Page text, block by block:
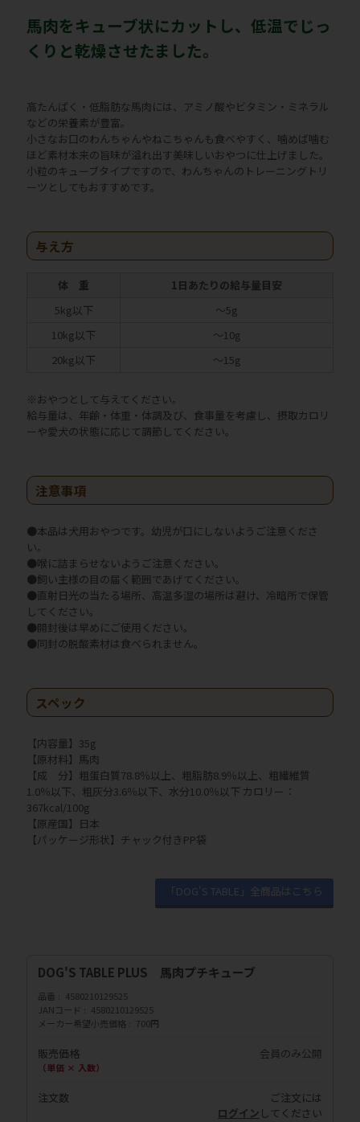
馬肉をキューブ状にカットし、低温でじっ
くりと乾燥させたました。
高たんぱく・低脂肪な馬肉には、アミノ酸やビタミン・ミネラル
などの栄養素が豊富。
小さなお口のわんちゃんやねこちゃんも食べやすく、噛めば噛む
ほど素材本来の旨味が溢れ出す美味しいおやつに仕上げました。
小粒のキューブタイプですので、わんちゃんのトレーニングトリ
ーツとしてもおすすめです。
与え方
体 重
1日あたりの給与量目安
5kg以下
～5g
10kg以下
～10g
20kg以下
～15g
※おやつとして与えてください。
給与量は、年齢・体重・体調及び、食事量を考慮し、摂取カロリ
ーや愛犬の状態に応じて調節してください。
注意事項
●本品は犬用おやつです。幼児が口にしないようご注意くださ
い。
●喉に詰まらせないようご注意ください。
●飼い主様の目の届く範囲であげてください。
●直射日光の当たる場所、高温多湿の場所は避け、冷暗所で保管
してください。
●開封後は早めにご使用ください。
●同封の脱酸素材は食べられません。
スペック
【内容量】35g
【原材料】馬肉
【成 分】粗蛋白質78.8％以上、粗脂肪8.9％以上、粗繊維質
1.0％以下、粗灰分3.6％以下、水分10.0％以下 カロリー：
367kcal/100g
【原産国】日本
【パッケージ形状】チャック付きPP袋
「DOG'S TABLE」全商品はこちら
DOG'S TABLE PLUS 馬肉プチキューブ
品番
4580210129525
JANコード
4580210129525
メーカー希望小売価格
700円
販売価格
（単価 × 入数）
会員のみ公開
注文数
ご注文には
ログイン してください